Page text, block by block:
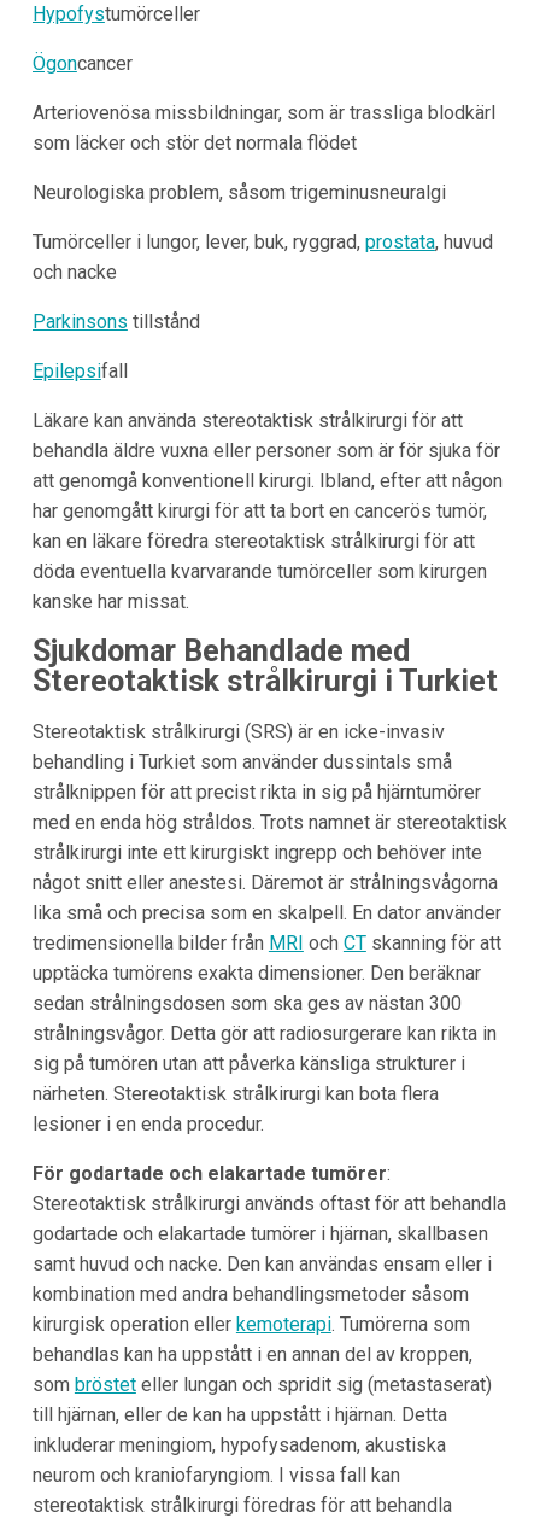
Hypofystumörceller
Ögoncancer
Arteriovenösa missbildningar, som är trassliga blodkärl
som läcker och stör det normala flödet
Neurologiska problem, såsom trigeminusneuralgi
Tumörceller i lungor, lever, buk, ryggrad, prostata, huvud
och nacke
Parkinsons tillstånd
Epilepsifall
Läkare kan använda stereotaktisk strålkirurgi för att
behandla äldre vuxna eller personer som är för sjuka för
att genomgå konventionell kirurgi. Ibland, efter att någon
har genomgått kirurgi för att ta bort en cancerös tumör,
kan en läkare föredra stereotaktisk strålkirurgi för att
döda eventuella kvarvarande tumörceller som kirurgen
kanske har missat.
Sjukdomar Behandlade med
Stereotaktisk strålkirurgi i Turkiet
Stereotaktisk strålkirurgi (SRS) är en icke-invasiv
behandling i Turkiet som använder dussintals små
strålknippen för att precist rikta in sig på hjärntumörer
med en enda hög stråldos. Trots namnet är stereotaktisk
strålkirurgi inte ett kirurgiskt ingrepp och behöver inte
något snitt eller anestesi. Däremot är strålningsvågorna
lika små och precisa som en skalpell. En dator använder
tredimensionella bilder från MRI och CTskanning för att
upptäcka tumörens exakta dimensioner. Den beräknar
sedan strålningsdosen som ska ges av nästan 300
strålningsvågor. Detta gör att radiosurgerare kan rikta in
sig på tumören utan att påverka känsliga strukturer i
närheten. Stereotaktisk strålkirurgi kan bota flera
lesioner i en enda procedur.
För godartade och elakartade tumörer:
Stereotaktisk strålkirurgi används oftast för att behandla
godartade och elakartade tumörer i hjärnan, skallbasen
samt huvud och nacke. Den kan användas ensam eller i
kombination med andra behandlingsmetoder såsom
kirurgisk operation eller kemoterapi. Tumörerna som
behandlas kan ha uppstått i en annan del av kroppen,
som brösteteller lungan och spridit sig (metastaserat)
till hjärnan, eller de kan ha uppstått i hjärnan. Detta
inkluderar meningiom, hypofysadenom, akustiska
neurom och kraniofaryngiom. I vissa fall kan
stereotaktisk strålkirurgi föredras för att behandla